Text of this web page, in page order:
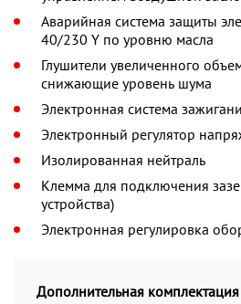
Аварийная система защиты
40/230 Y по уровню масла
Глушители увеличенного
снижающие уровень шума
Электронная система
Электронный регулятор
Изолированная нейтраль
Клемма для подключения
устройства)
Электронная регулировка
Дополнительная комплектация